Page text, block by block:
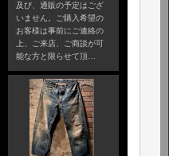
及び、通販の予定はござ
いません。ご購入希望の
お客様は事前にご連絡の
上、ご来店、ご商談が可
能な方と限らせて頂…